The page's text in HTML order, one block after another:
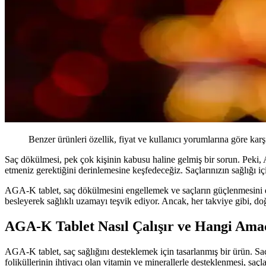
Benzer ürünleri özellik, fiyat ve kullanıcı yorumlarına göre
Saç dökülmesi, pek çok kişinin kabusu haline gelmiş bir sorun.
etmeniz gerektiğini derinlemesine keşfedeceğiz. Saçlarınızın
AGA-K tablet, saç dökülmesini engellemek ve saçların
besleyerek sağlıklı uzamayı teşvik ediyor. Ancak, her takviye gibi,
AGA-K Tablet Nasıl Çalışır ve Hangi
AGA-K tablet, saç sağlığını desteklemek için tasarlanmış bir ürün.
foliküllerinin ihtiyacı olan vitamin ve minerallerle desteklenmesi,